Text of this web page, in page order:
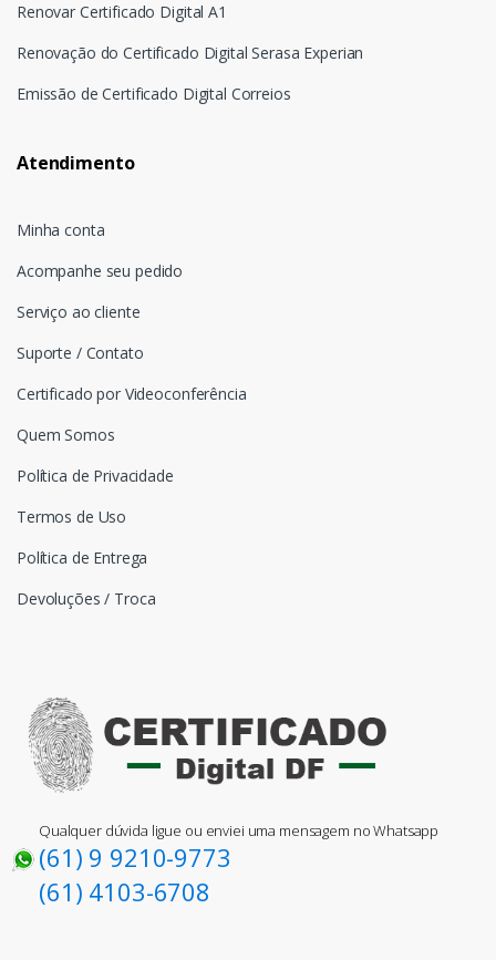
Renovar Certificado Digital A1
Renovação do Certificado Digital Serasa Experian
Emissão de Certificado Digital Correios
Atendimento
Minha conta
Acompanhe seu pedido
Serviço ao cliente
Suporte / Contato
Certificado por Videoconferência
Quem Somos
Política de Privacidade
Termos de Uso
Política de Entrega
Devoluções / Troca
Qualquer dúvida ligue ou enviei uma mensagem no Whatsapp
(61) 9 9210-9773
(61) 4103-6708